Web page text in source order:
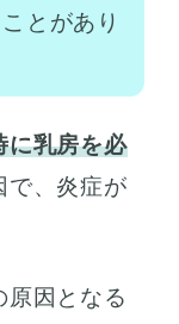
とがあり
に乳房を必
で、炎症が
因となる